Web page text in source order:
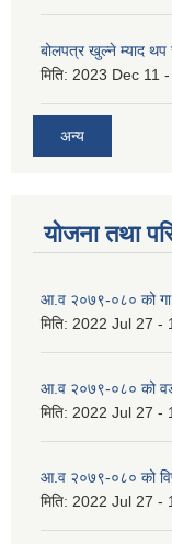
बोलपत्र खुल्ने म्याद थप
मिति: 2023 Dec 11
अन्य
योजना तथा
आ.व २०७९-०८० को
मिति: 2022 Jul 27 -
आ.व २०७९-०८० को
मिति: 2022 Jul 27 -
आ.व २०७९-०८० को
मिति: 2022 Jul 27 -